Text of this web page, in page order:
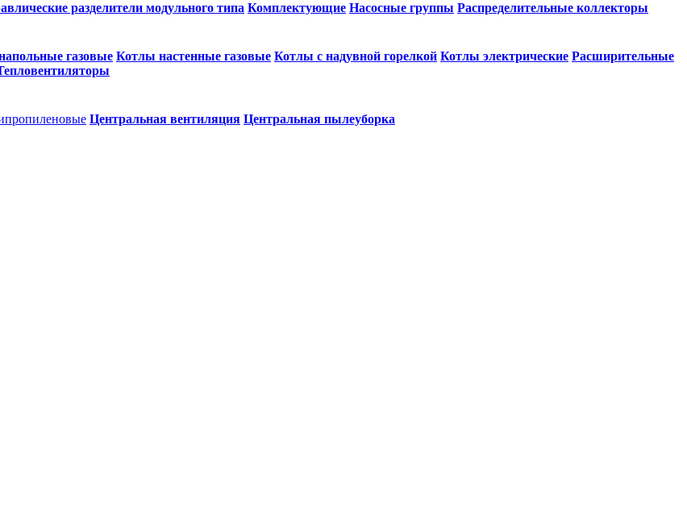
разделители модульного типа Комплектующие Насосные группы Распределительные коллекторы
газовые Котлы настенные газовые Котлы с надувной горелкой Котлы электрические Расширительные
Центральная вентиляция Центральная пылеуборка